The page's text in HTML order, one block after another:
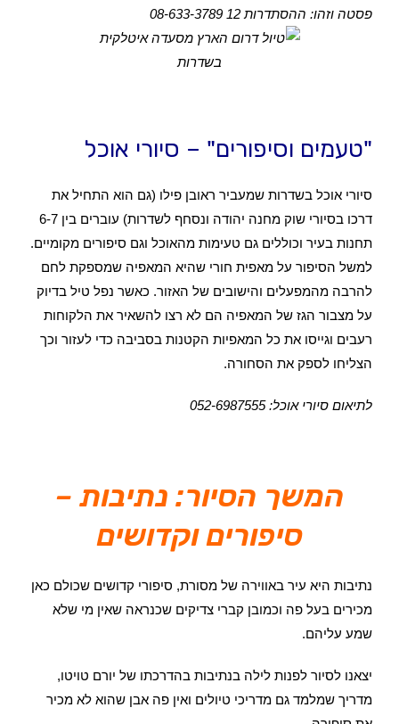
פסטה וזהו: ההסתדרות 12 08-633-3789
"טעמים וסיפורים" – סיורי אוכל
סיורי אוכל בשדרות שמעביר ראובן פילו (גם הוא התחיל את
דרכו בסיורי שוק מחנה יהודה ונסחף לשדרות) עוברים בין 6-7
תחנות בעיר וכוללים גם טעימות מהאוכל וגם סיפורים מקומיים.
למשל הסיפור על מאפית חורי שהיא המאפיה שמספקת לחם
להרבה מהמפעלים והישובים של האזור. כאשר נפל טיל בדיוק
על מצבור הגז של המאפיה הם לא רצו להשאיר את הלקוחות
רעבים וגייסו את כל המאפיות הקטנות בסביבה כדי לעזור וכך
הצליחו לספק את הסחורה.
לתיאום סיורי אוכל: 052-6987555
המשך הסיור: נתיבות –
סיפורים וקדושים
נתיבות היא עיר באווירה של מסורת, סיפורי קדושים שכולם כאן
מכירים בעל פה וכמובן קברי צדיקים שכנראה שאין מי שלא
שמע עליהם.
יצאנו לסיור לפנות לילה בנתיבות בהדרכתו של יורם טויטו,
מדריך שמלמד גם מדריכי טיולים ואין פה אבן שהוא לא מכיר